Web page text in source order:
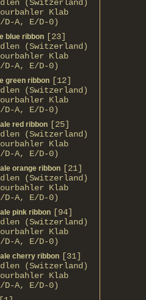
(Switzerland)
Klab
A, E/D-0)
blue ribbon [23]
(Switzerland)
Klab
A, E/D-0)
green ribbon [12]
(Switzerland)
Klab
A, E/D-0)
red ribbon [25]
(Switzerland)
Klab
A, E/D-0)
orange ribbon [21]
(Switzerland)
Klab
A, E/D-0)
pink ribbon [94]
(Switzerland)
Klab
A, E/D-0)
cherry ribbon [31]
(Switzerland)
Klab
A, E/D-0)